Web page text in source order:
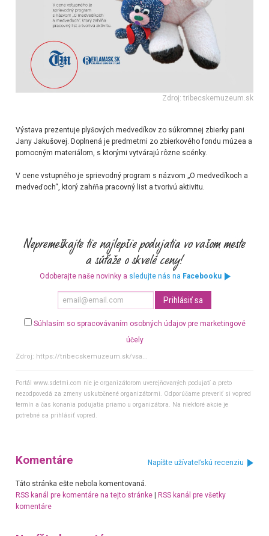
Zdroj: tribecskemuzeum.sk
Výstava prezentuje plyšových medvedíkov zo súkromnej zbierky pani
Jany Jakušovej. Doplnená je predmetmi zo zbierkového fondu múzea a
pomocným materiálom, s ktorými vytvárajú rôzne scénky.
V cene vstupného je sprievodný program s názvom „O medvedíkoch a
medveďoch“, ktorý zahŕňa pracovný list a tvorivú aktivitu.
Odoberajte naše novinky a sledujte nás na Facebooku
Súhlasím so spracovávaním osobných údajov pre marketingové
účely
Zdroj: https://tribecskemuzeum.sk/vsa...
Portál www.sdetmi.com nie je organizátorom uverejňovaných podujatí a preto
nezodpovedá za zmeny uskutočnené organizátormi. Odporúčame preveriť si vopred
termín a čas konania podujatia priamo u organizátora. Na niektoré akcie je
potrebné sa prihlásiť vopred.
Komentáre Napíšte užívateľskú recenziu
Táto stránka ešte nebola komentovaná.
RSS kanál pre komentáre na tejto stránke| RSS kanál pre všetky
komentáre